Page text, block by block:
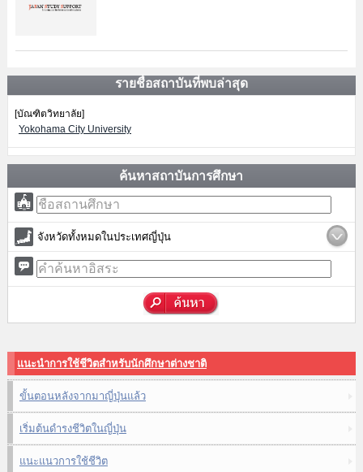
รายชื่อสถาบันที่พบล่าสุด
[บัณฑิตวิทยาลัย]
Yokohama City University
ค้นหาสถาบันการศึกษา
จังหวัดทั้งหมดในประเทศญี่ปุ่น
แนะนำการใช้ชีวิตสำหรับนักศึกษาต่างชาติ
ขั้นตอนหลังจากมาญี่ปุ่นแล้ว
เริ่มต้นดำรงชีวิตในญี่ปุ่น
แนะแนวการใช้ชีวิต